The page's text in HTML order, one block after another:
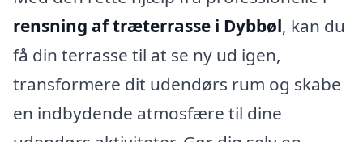
rensning af træterrasse i Dybbøl, kan du
få din terrasse til at se ny ud igen,
transformere dit udendørs rum og skabe
en indbydende atmosfære til dine